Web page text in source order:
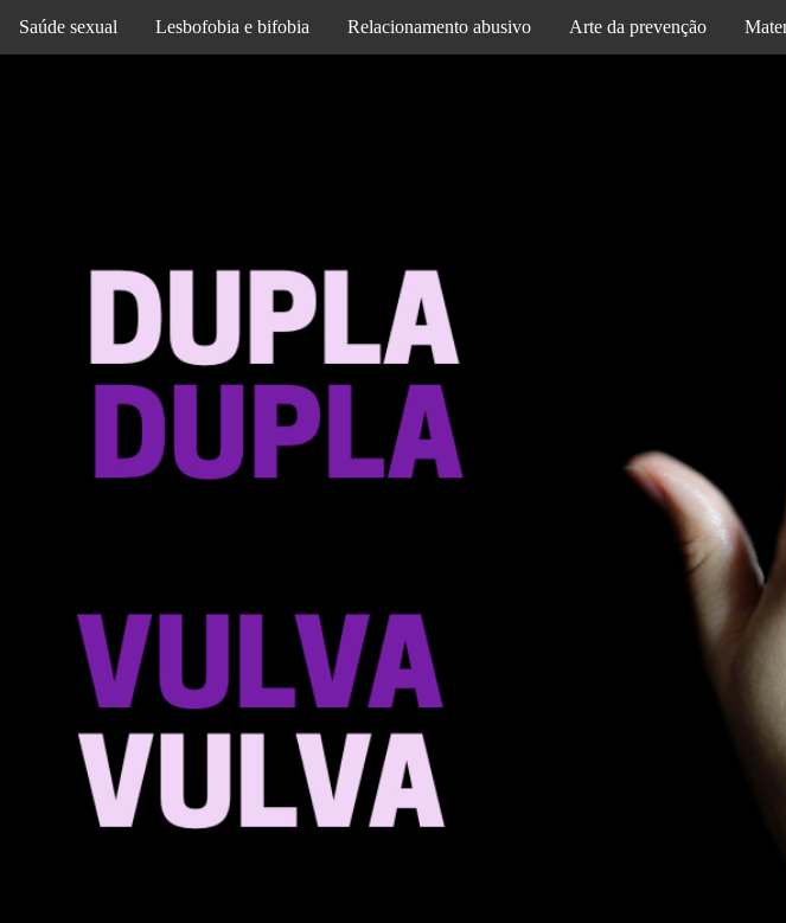
Saúde sexual Lesbofobia e bifobia Relacionamento abusivo Arte da prevenção